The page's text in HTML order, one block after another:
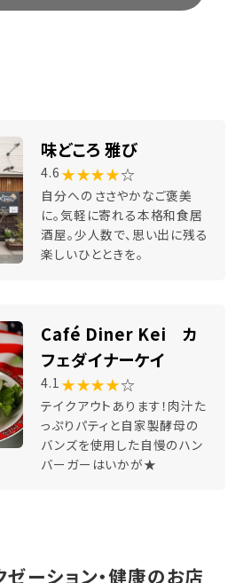
味どころ 雅び
4.6 ★★★★☆
自分へのささやかなご褒美
に。気軽に寄れる本格和食居
酒屋。少人数で、思い出に残る
楽しいひとときを。
Café Diner Kei カ
フェダイナーケイ
4.1 ★★★★☆
テイクアウトあります！肉汁た
っぷりパティと自家製酵母の
バンズを使用した自慢のハン
バーガーはいかが★
ーション・健康のお店